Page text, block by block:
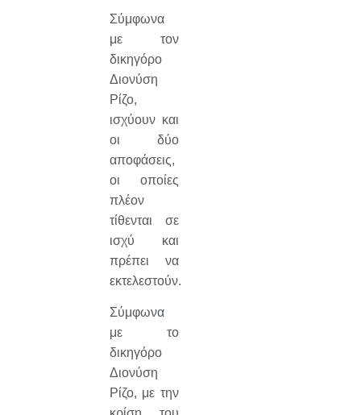
Σύμφωνα
με τον
δικηγόρο
Διονύση
Ρίζο,
ισχύουν και
οι δύο
αποφάσεις,
οι οποίες
πλέον
τίθενται σε
ισχύ και
πρέπει να
εκτελεστούν.
Σύμφωνα
με το
δικηγόρο
Διονύση
Ρίζο, με την